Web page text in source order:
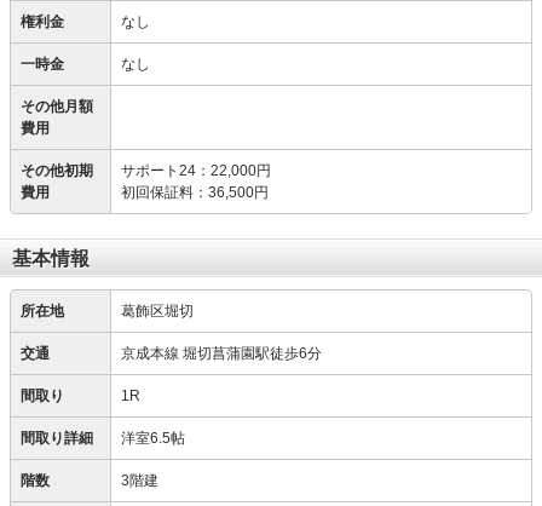
権利金 なし
一時金 なし
その他月額
費用
その他初期
費用
サポート24 ： 22,000円
初回保証料 ： 36,500円
基本情報
所在地 葛飾区堀切
交通 京成本線 堀切菖蒲園駅徒歩6分
間取り 1R
間取り詳細 洋室6.5帖
階数 3階建